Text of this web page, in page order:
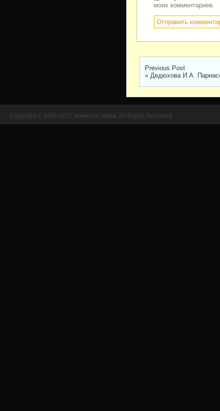
моих комментариев.
Previous Post
« Дедюхова И.А.
Copyright © 2008-2017 Книжная лавка. All Rights Reserved.